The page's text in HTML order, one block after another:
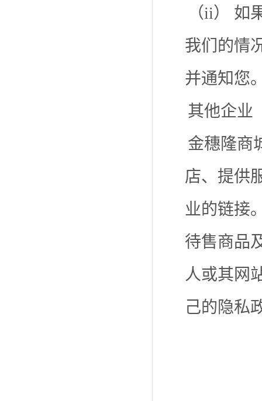
（ii） 如
我们的情
并通知您
其他企业
金穗隆商
店、提供
业的链接
待售商品
人或其网
己的隐私